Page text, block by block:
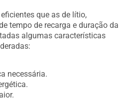
que as de lítio,
tempo de recarga e duração da
algumas características
necessária.